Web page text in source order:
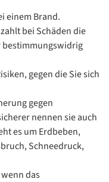
einem Brand.
bei Schäden die
bestimmungswidrig
gegen die Sie sich
gegen
nennen sie auch
es um Erdbeben,
Schneedruck,
das